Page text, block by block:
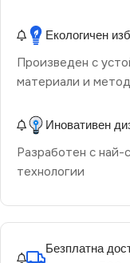
Екологичен
Произведен с
материали и
Иновативен
Разработен с най-
технологии
Безплатна